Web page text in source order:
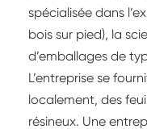
spécialisée dans
bois sur pied), la
d’emballages de
L’entreprise se
localement, des
résineux. Une